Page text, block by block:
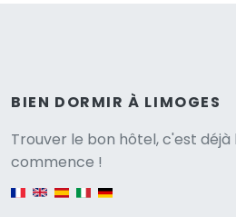
BIEN DORMIR À LIMOGES
Trouver le bon hôtel, c'est déjà
commence !
English version